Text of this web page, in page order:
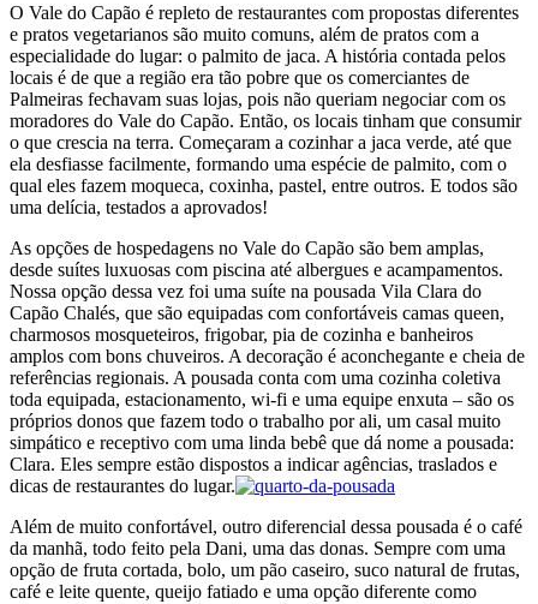
O Vale do Capão é repleto de restaurantes com propostas diferentes
e pratos vegetarianos são muito comuns, além de pratos com a
especialidade do lugar: o palmito de jaca. A história contada pelos
locais é de que a região era tão pobre que os comerciantes de
Palmeiras fechavam suas lojas, pois não queriam negociar com os
moradores do Vale do Capão. Então, os locais tinham que consumir
o que crescia na terra. Começaram a cozinhar a jaca verde, até que
ela desfiasse facilmente, formando uma espécie de palmito, com o
qual eles fazem moqueca, coxinha, pastel, entre outros. E todos são
uma delícia, testados a aprovados!
As opções de hospedagens no Vale do Capão são bem amplas,
desde suítes luxuosas com piscina até albergues e acampamentos.
Nossa opção dessa vez foi uma suíte na pousada Vila Clara do
Capão Chalés, que são equipadas com confortáveis camas queen,
charmosos mosqueteiros, frigobar, pia de cozinha e banheiros
amplos com bons chuveiros. A decoração é aconchegante e cheia de
referências regionais. A pousada conta com uma cozinha coletiva
toda equipada, estacionamento, wi-fi e uma equipe enxuta – são os
próprios donos que fazem todo o trabalho por ali, um casal muito
simpático e receptivo com uma linda bebê que dá nome a pousada:
Clara. Eles sempre estão dispostos a indicar agências, traslados e
dicas de restaurantes do lugar.
Além de muito confortável, outro diferencial dessa pousada é o café
da manhã, todo feito pela Dani, uma das donas. Sempre com uma
opção de fruta cortada, bolo, um pão caseiro, suco natural de frutas,
café e leite quente, queijo fatiado e uma opção diferente como